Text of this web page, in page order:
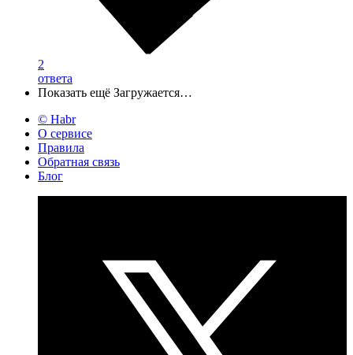
2
ответа
Показать ещё Загружается…
© Habr
О сервисе
Правила
Обратная связь
Блог